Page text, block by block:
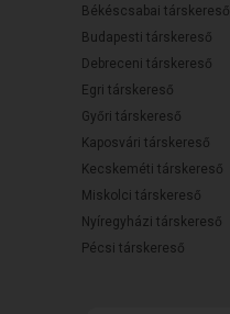
Békéscsabai társkereső
Budapesti társkereső
Debreceni társkereső
Egri társkereső
Győri társkereső
Kaposvári társkereső
Kecskeméti társkereső
Miskolci társkereső
Nyíregyházi társkereső
Pécsi társkereső